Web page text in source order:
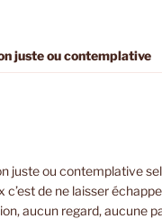
juste ou contemplative
juste ou contemplative
c’est de ne laisser
aucun regard, aucune